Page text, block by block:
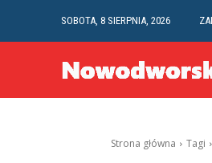
SOBOTA, 8 SIERPNIA, 2026
Strona główna Tagi